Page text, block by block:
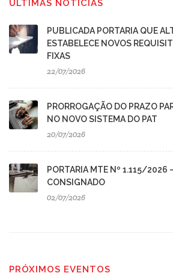
ÚLTIMAS NOTÍCIAS
PUBLICADA PORTARIA QUE
ESTABELECE NOVOS
FIXAS
22/07/2026
PRORROGAÇÃO DO PRAZO
NO NOVO SISTEMA DO PAT
20/07/2026
PORTARIA MTE Nº 1.115/2026
CONSIGNADO
02/07/2026
PRÓXIMOS EVENTOS